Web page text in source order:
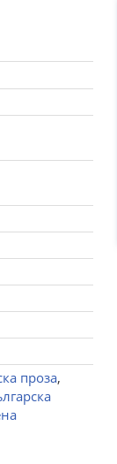
проза,